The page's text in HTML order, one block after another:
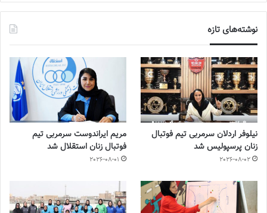
نوشته‌های تازه
نیلوفر اردلان سرمربی تیم فوتبال
زنان پرسپولیس شد
2026-08-02
مریم ایراندوست سرمربی تیم
فوتبال زنان استقلال شد
2026-08-01